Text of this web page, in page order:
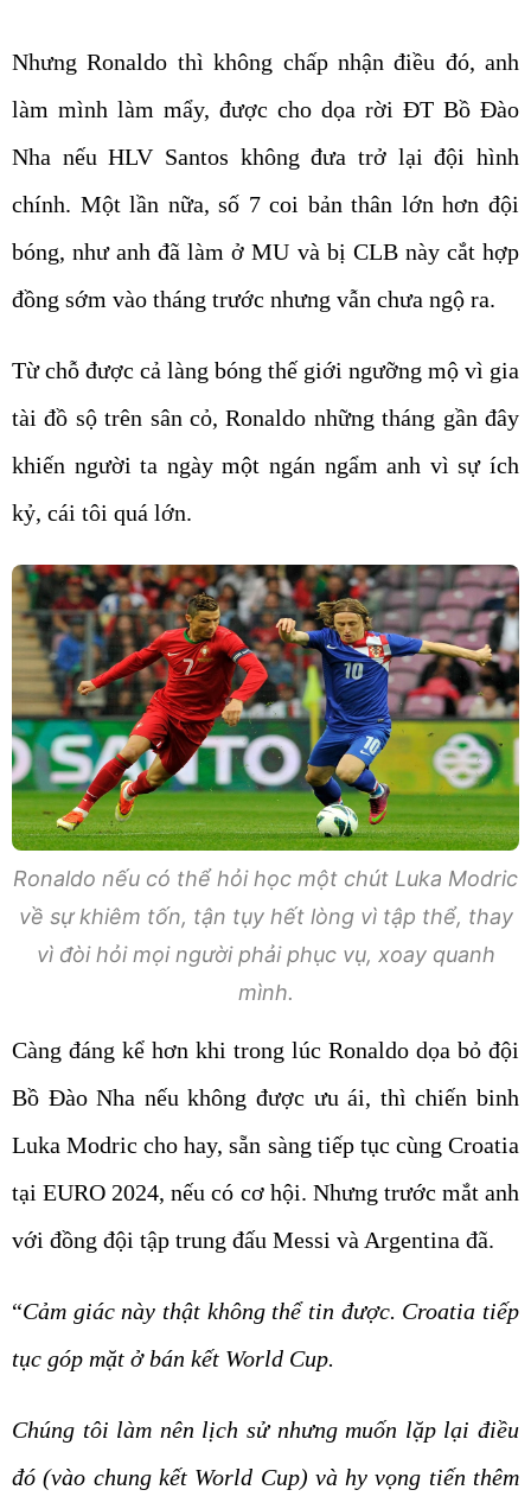
Nhưng Ronaldo thì không chấp nhận điều đó, anh
làm mình làm mẩy, được cho dọa rời ĐT Bồ Đào
Nha nếu HLV Santos không đưa trở lại đội hình
chính. Một lần nữa, số 7 coi bản thân lớn hơn đội
bóng, như anh đã làm ở MU và bị CLB này cắt hợp
đồng sớm vào tháng trước nhưng vẫn chưa ngộ ra.
Từ chỗ được cả làng bóng thế giới ngưỡng mộ vì gia
tài đồ sộ trên sân cỏ, Ronaldo những tháng gần đây
khiến người ta ngày một ngán ngẩm anh vì sự ích
kỷ, cái tôi quá lớn.
Ronaldo nếu có thể hỏi học một chút Luka Modric
về sự khiêm tốn, tận tụy hết lòng vì tập thể, thay
vì đòi hỏi mọi người phải phục vụ, xoay quanh
mình.
Càng đáng kể hơn khi trong lúc Ronaldo dọa bỏ đội
Bồ Đào Nha nếu không được ưu ái, thì chiến binh
Luka Modric cho hay, sẵn sàng tiếp tục cùng Croatia
tại EURO 2024, nếu có cơ hội. Nhưng trước mắt anh
với đồng đội tập trung đấu Messi và Argentina đã.
“Cảm giác này thật không thể tin được. Croatia tiếp
tục góp mặt ở bán kết World Cup.
Chúng tôi làm nên lịch sử nhưng muốn lặp lại điều
đó (vào chung kết World Cup) và hy vọng tiến thêm